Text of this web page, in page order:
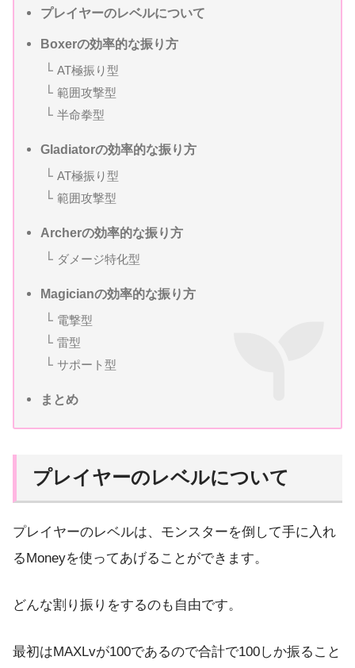
プレイヤーのレベルについて
Boxerの効率的な振り方
AT極振り型
範囲攻撃型
半命拳型
Gladiatorの効率的な振り方
AT極振り型
範囲攻撃型
Archerの効率的な振り方
ダメージ特化型
Magicianの効率的な振り方
電撃型
雷型
サポート型
まとめ
プレイヤーのレベルについて
プレイヤーのレベルは、モンスターを倒して手に入れ
るMoneyを使ってあげることができます。
どんな割り振りをするのも自由です。
最初はMAXLvが100であるので合計で100しか振ること